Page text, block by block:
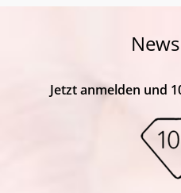
Jetzt anmelden und